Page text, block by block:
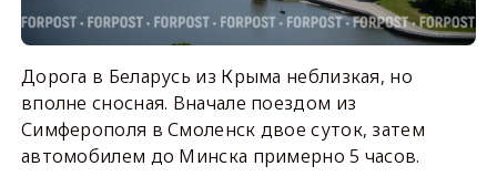
Дорога в Беларусь из Крыма неблизкая, но
вполне сносная. Вначале поездом из
Симферополя в Смоленск двое суток, затем
автомобилем до Минска примерно 5 часов.